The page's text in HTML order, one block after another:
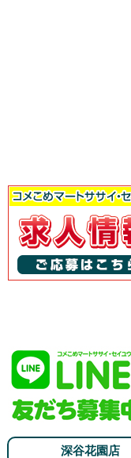
深谷花園店